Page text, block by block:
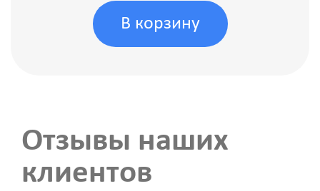
В корзину
Отзывы наших
клиентов